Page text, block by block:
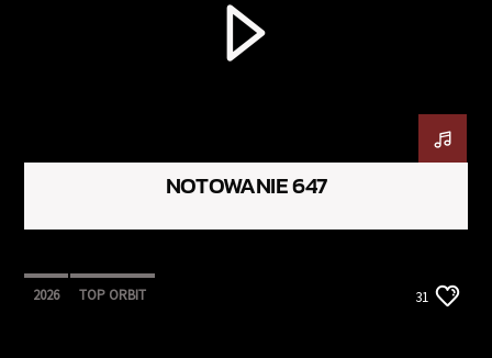
NOTOWANIE 647
2026 TOP ORBIT 31